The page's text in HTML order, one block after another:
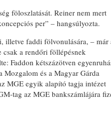
föloszlatását. Reiner nem mert
per” – hangsúlyozta.
illetve faddi fölvonulására, – már
a rendőri föllépésnek
Faddon kétszázötven
Mozgalom és a Magyar Gárda
MGE egyik alapító tagja intézet
tag az MGE bankszámlájára